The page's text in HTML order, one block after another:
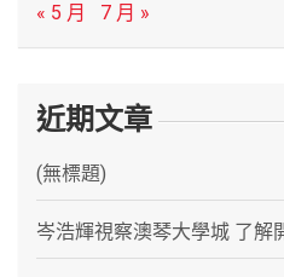
« 5 月
7 月 »
近期文章
(無標題)
岑浩輝視察澳琴大學城 了解